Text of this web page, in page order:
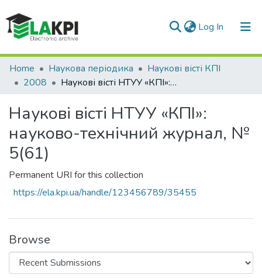
Log In (current)
Communities & Collections
All of DSpace
Statistics
Home Наукова періодика
Наукові вісті КПІ
2008
Наукові вісті НТУУ «КПІ»: науково-технічний журнал, № 5(61)
Наукові вісті НТУУ «КПІ»:
науково-технічний журнал, №
5(61)
Permanent URI for this collection
https://ela.kpi.ua/handle/123456789/35455
Browse